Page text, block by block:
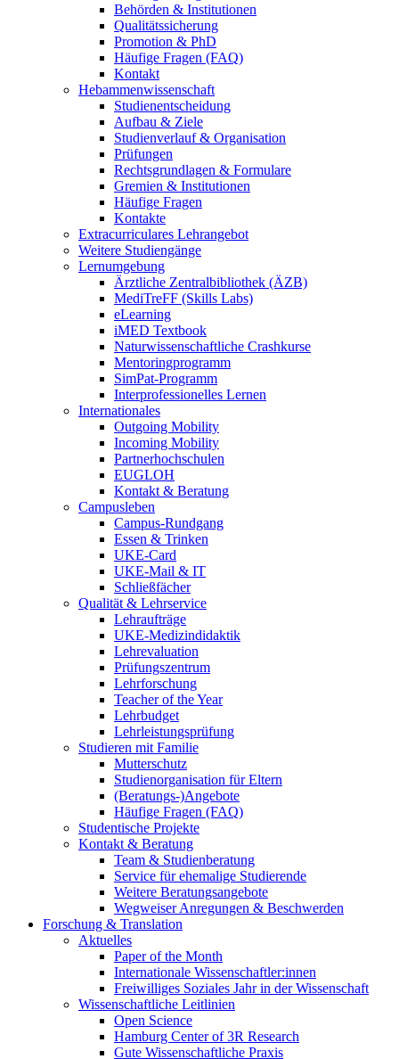
Behörden & Institutionen
Qualitätssicherung
Promotion & PhD
Häufige Fragen (FAQ)
Kontakt
Hebammenwissenschaft
Studienentscheidung
Aufbau & Ziele
Studienverlauf & Organisation
Prüfungen
Rechtsgrundlagen & Formulare
Gremien & Institutionen
Häufige Fragen
Kontakte
Extracurriculares Lehrangebot
Weitere Studiengänge
Lernumgebung
Ärztliche Zentralbibliothek (ÄZB)
MediTreFF (Skills Labs)
eLearning
iMED Textbook
Naturwissenschaftliche Crashkurse
Mentoringprogramm
SimPat-Programm
Interprofessionelles Lernen
Internationales
Outgoing Mobility
Incoming Mobility
Partnerhochschulen
EUGLOH
Kontakt & Beratung
Campusleben
Campus-Rundgang
Essen & Trinken
UKE-Card
UKE-Mail & IT
Schließfächer
Qualität & Lehrservice
Lehraufträge
UKE-Medizindidaktik
Lehrevaluation
Prüfungszentrum
Lehrforschung
Teacher of the Year
Lehrbudget
Lehrleistungsprüfung
Studieren mit Familie
Mutterschutz
Studienorganisation für Eltern
(Beratungs-)Angebote
Häufige Fragen (FAQ)
Studentische Projekte
Kontakt & Beratung
Team & Studienberatung
Service für ehemalige Studierende
Weitere Beratungsangebote
Wegweiser Anregungen & Beschwerden
Forschung & Translation
Aktuelles
Paper of the Month
Internationale Wissenschaftler:innen
Freiwilliges Soziales Jahr in der Wissenschaft
Wissenschaftliche Leitlinien
Open Science
Hamburg Center of 3R Research
Gute Wissenschaftliche Praxis